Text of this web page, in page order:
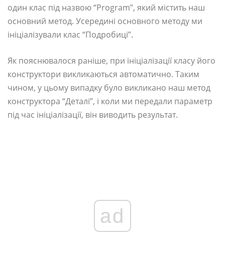
один клас під назвою “Program”, який містить наш
основний метод. Усередині основного методу ми
ініціалізували клас “Подробиці”.
Як пояснювалося раніше, при ініціалізації класу його
конструктори викликаються автоматично. Таким
чином, у цьому випадку було викликано наш метод
конструктора “Деталі”, і коли ми передали параметр
під час ініціалізації, він виводить результат.
ad